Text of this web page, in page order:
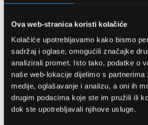
Ova web-stranica koristi kolačiće
Kolačiće upotrebljavamo kako bismo
sadržaj i oglase, omogućili značajke
analizirali promet. Isto tako, podatke o
naše web-lokacije dijelimo s partnerima
medije, oglašavanje i analizu, a oni ih
drugim podacima koje ste im pružili ili
dok ste upotrebljavali njihove usluge.
OPTIKA NJEGO,